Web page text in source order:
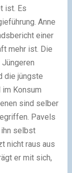
ist. Es
Anne
einer
mehr ist. Die
die jüngste
Konsum
sind selber
Pavels
selbst
nicht raus aus
er mit sich,